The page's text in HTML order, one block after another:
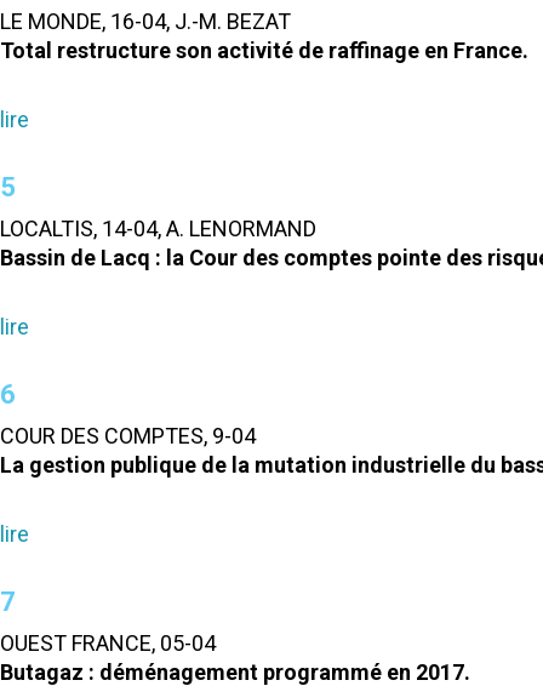
LE MONDE, 16-04, J.-M. BEZAT
Total restructure son activité de raffinage en France.
lire
5
LOCALTIS, 14-04, A. LENORMAND
Bassin de Lacq : la Cour des comptes pointe des
lire
6
COUR DES COMPTES, 9-04
La gestion publique de la mutation industrielle du
lire
7
OUEST FRANCE, 05-04
Butagaz : déménagement programmé en 2017.